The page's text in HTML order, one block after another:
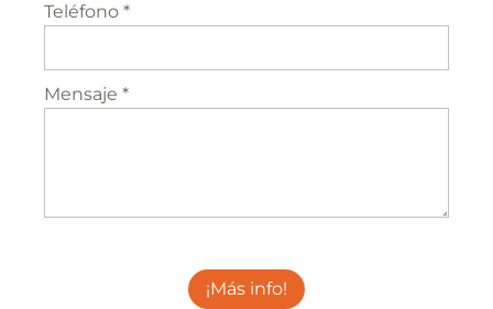
Teléfono *
Mensaje *
¡Más info!